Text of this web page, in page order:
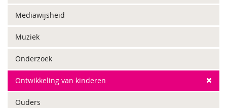
Mediawijsheid
Muziek
Onderzoek
Ontwikkeling van kinderen
Ouders